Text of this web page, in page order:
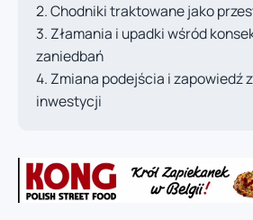
Chodniki traktowane jako
Złamania i upadki wśród
zaniedbań
Zmiana podejścia i zapowiedź
inwestycji